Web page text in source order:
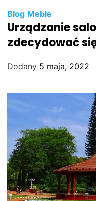
Blog Meble
Urządzanie
zdecydować
Dodany 5 maja, 2022